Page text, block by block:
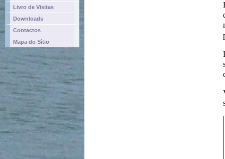
Livro de Visitas
Downloads
Contactos
Mapa do Sítio